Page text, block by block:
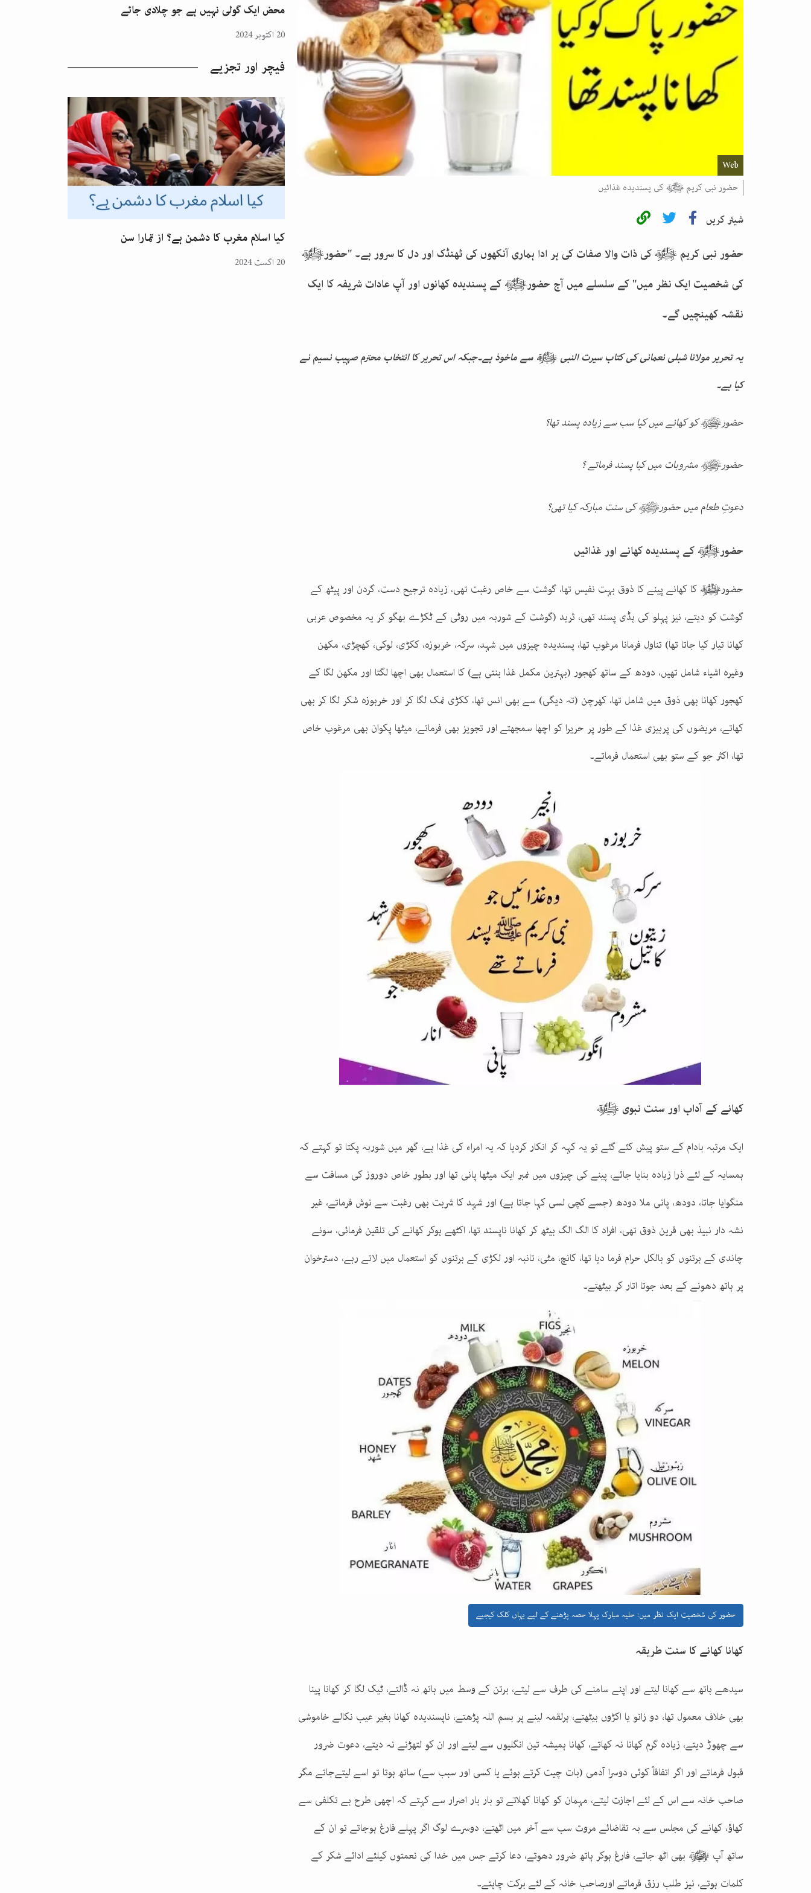
Web
حضور نبی کریم ﷺ کی پسندیدہ غذائیں
شیئر کریں
حضور نبی کریم ﷺ کی ذات والا صفات کی ہر ادا ہماری آنکھوں کی ٹھنڈک اور دل کا سرور ہے۔ "حضورﷺ
کی شخصیت ایک نظر میں" کے سلسلے میں آج حضورﷺ کے پسندیدہ کھانوں اور آپ عادات شریفہ کا ایک
نقشہ کھینچیں گے۔
یہ تحریر مولانا شبلی نعمانی کی کتاب سیرت النبی ﷺ سے ماخوذ ہے۔جبکہ اس تحریر کا انتخاب محترم صہیب نسیم نے
کیا ہے۔
حضورﷺ کو کھانے میں کیا سب سے زیادہ پسند تھا؟
حضورﷺ مشروبات میں کیا پسند فرماتے ؟
دعوتِ طعام میں حضورﷺ کی سنت مبارکہ کیا تھی؟
حضورﷺ کے پسندیدہ کھانے اور غذائیں
حضورﷺ كا کھانے پینے کا ذوق بہت نفیس تھا، گوشت سے خاص رغبت تھی، زیادہ ترجیح دست، گردن اور پیٹھ کے
گوشت کو دیتے، نیز پہلو کی ہڈی پسند تھی، ثرید (گوشت کے شوربہ میں روٹی کے ٹکڑے بھگو کر یہ مخصوص عربی
کھانا تیار کیا جاتا تھا) تناول فرمانا مرغوب تھا، پسندیدہ چیزوں میں شہد، سرکہ، خربوزہ، ککڑی، لوکی، کھچڑی، مکھن
وغیرہ اشیاء شامل تھیں، دودھ کے ساتھ کھجور (بہترین مکمل غذا بنتی ہے) کا استعمال بھی اچھا لگتا اور مکھن لگا کے
کھجور کھانا بھی ذوق میں شامل تھا، کھرچن (تہ دیگی) سے بھی انس تھا، ککڑی نمک لگا کر اور خربوزہ شکر لگا کر بھی
کھاتے، مریضوں کی پرہیزی غذا کے طور پر حریرا کو اچھا سمجھتے اور تجویز بھی فرماتے، میٹھا پکوان بھی مرغوب خاص
تھا، اکثر جو کے ستو بھی استعمال فرماتے۔
کھانے کے آداب اور سنت نبوی ﷺ
ایک مرتبہ بادام کے ستو پیش کئے گئے تو یہ کہہ کر انکار کردیا کہ یہ امراء کی غذا ہے، گھر میں شوربہ پکتا تو کہتے کہ
ہمسایہ کے لئے ذرا زیادہ بنایا جائے، پینے کی چیزوں میں نمبر ایک میٹھا پانی تھا اور بطور خاص دوروز کی مسافت سے
منگوایا جاتا، دودھ، پانی ملا دودھ (جسے کچی لسی کہا جاتا ہے) اور شہد کا شربت بھی رغبت سے نوش فرماتے، غیر
نشہ دار نبیذ بھی قرین ذوق تھی، افراد کا الگ الگ بیٹھ کر کھانا ناپسند تھا، اکٹھے ہوکر کھانے کی تلقین فرمائی، سونے
چاندی کے برتنوں کو بالکل حرام فرما دیا تھا، کانچ، مٹی، تانبہ اور لکڑی کے برتنوں کو استعمال میں لاتے رہے، دسترخوان
پر ہاتھ دھونے کے بعد جوتا اتار کر بیٹھتے۔
حضور کی شخصیت ایک نظر میں: حلیہ مبارک پہلا حصہ پڑھنے کے لیے یہاں کلک کیجیے
کھانا کھانے کا سنت طریقہ
سیدھے ہاتھ سے کھانا لیتے اور اپنے سامنے کی طرف سے لیتے، برتن کے وسط میں ہاتھ نہ ڈالتے، ٹیک لگا کر کھانا پینا
بھی خلاف معمول تھا، دو زانو یا اکڑوں بیٹھتے، ہرلقمہ لینے پر بسم اللہ پڑھتے، ناپسندیدہ کھانا بغیر عیب نکالے خاموشی
سے چھوڑ دیتے، زیادہ گرم کھانا نہ کھاتے، کھانا ہمیشہ تین انگلیوں سے لیتے اور ان کو لتھڑنے نہ دیتے، دعوت ضرور
قبول فرماتے اور اگر اتفاقاً کوئی دوسرا آدمی (بات چیت کرتے ہوئے یا کسی اور سبب سے) ساتھ ہوتا تو اسے لیتےجاتے مگر
صاحب خانہ سے اس کے لئے اجازت لیتے، مہمان کو کھانا کھلاتے تو بار بار اصرار سے کہتے کہ اچھی طرح بے تکلفی سے
کھاؤ، کھانے کی مجلس سے بہ تقاضائے مروت سب سے آخر میں اٹھتے، دوسرے لوگ اگر پہلے فارغ ہوجاتے تو ان کے
ساتھ آپ ﷺ بھی اٹھ جاتے، فارغ ہوکر ہاتھ ضرور دھوتے، دعا کرتے جس میں خدا کی نعمتوں کیلئے ادائے شکر کے
کلمات ہوتے، نیز طلب رزق فرماتے اورصاحب خانہ کے لئے برکت چاہتے۔
محض ایک گولی نہیں ہے جو چلادی جائے
20 اکتوبر 2024
فیچر اور تجزیے
کیا اسلام مغرب کا دشمن ہے؟ از تمارا سن
20 اگست 2024